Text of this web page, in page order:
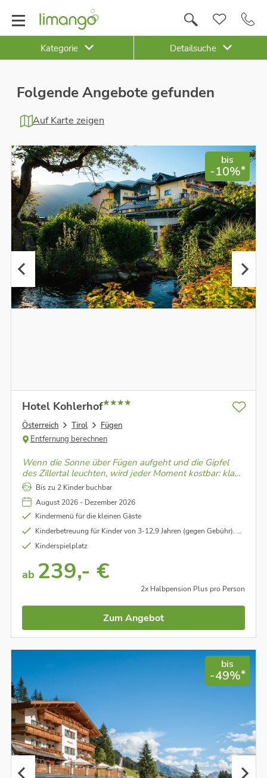
Kategorie Detailsuche
Folgende Angebote gefunden
Auf Karte zeigen
bis
-10%*
Hotel Kohlerhof
Österreich Tirol
Fügen
Entfernung berechnen
Wenn die Sonne über Fügen aufgeht und die Gipfel
des Zillertal leuchten, wird jeder Moment kostbar: klare
Luft, stille Natur und Zeit, die wieder dir gehört.
Bis zu 2 Kinder buchbar
August 2026 - Dezember 2026
Kindermenü für die kleinen Gäste
Kinderbetreuung für Kinder von 3-12,9 Jahren (gegen Gebühr). Genauere Informationen vor Ort.
Kinderspielplatz
ab 239,- €
2x Halbpension Plus pro Person
Zum Angebot
bis
-49%*